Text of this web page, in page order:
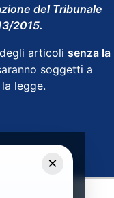
del Tribunale
2015.
articoli senza la
soggetti a
legge.
×